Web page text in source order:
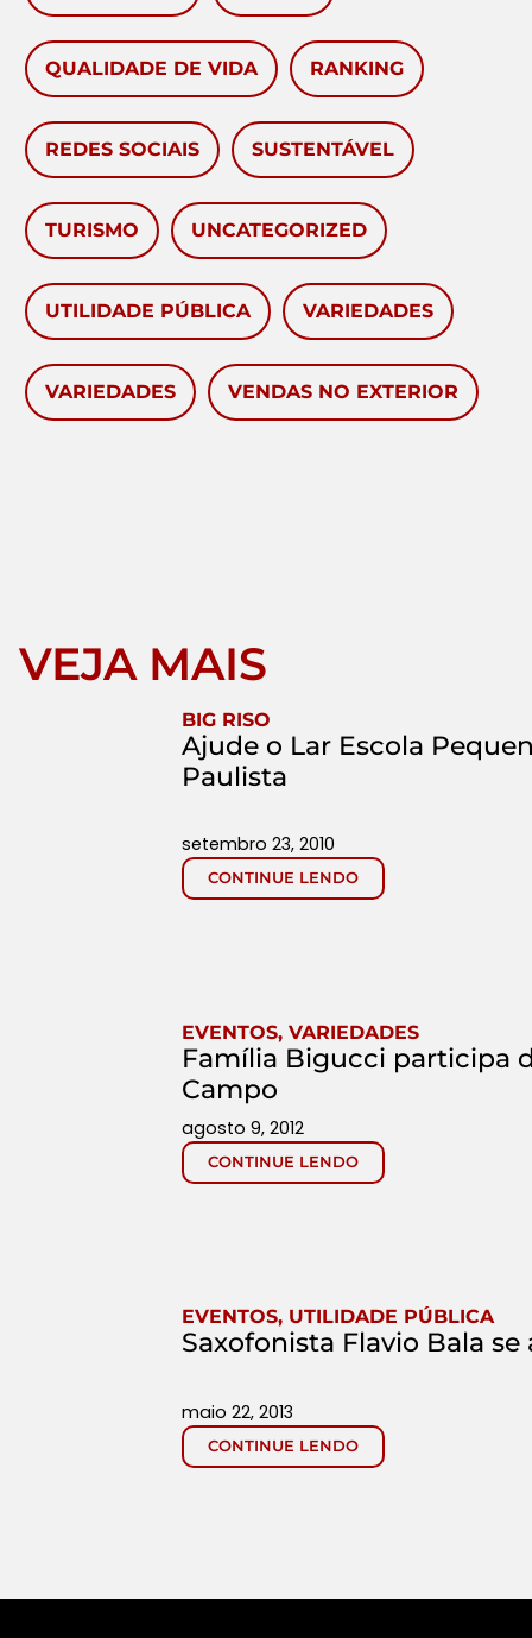
QUALIDADE DE VIDA RANKING
REDES SOCIAIS SUSTENTÁVEL
TURISMO UNCATEGORIZED
UTILIDADE PÚBLICA VARIEDADES
VARIEDADES VENDAS NO EXTERIOR
VEJA MAIS
BIG RISO
Ajude o Lar Escola
Paulista
CONTINUE LENDO
setembro 23, 2010
EVENTOS, VARIEDADES
Família Bigucci participa
Campo
CONTINUE LENDO
agosto 9, 2012
EVENTOS, UTILIDADE PÚBLICA
Saxofonista Flavio Bala
CONTINUE LENDO
maio 22, 2013